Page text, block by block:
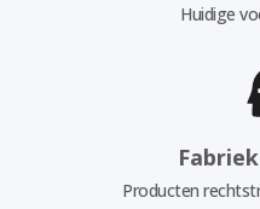
Huidige
Producten